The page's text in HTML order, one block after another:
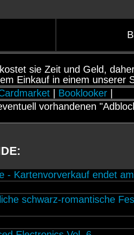
sie Zeit und Geld,
Einkauf in einem unserer
Booklooker
vorhandenen
- Kartenvorverkauf endet
schwarz-romantische